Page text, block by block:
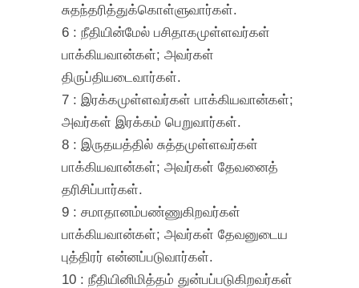
சுதந்தரித்துக்கொள்ளுவார்கள்.
6 : நீதியின்மேல் பசிதாகமுள்ளவர்கள்
பாக்கியவான்கள்; அவர்கள்
திருப்தியடைவார்கள்.
7 : இரக்கமுள்ளவர்கள் பாக்கியவான்கள்;
அவர்கள் இரக்கம் பெறுவார்கள்.
8 : இருதயத்தில் சுத்தமுள்ளவர்கள்
பாக்கியவான்கள்; அவர்கள் தேவனைத்
தரிசிப்பார்கள்.
9 : சமாதானம்பண்ணுகிறவர்கள்
பாக்கியவான்கள்; அவர்கள் தேவனுடைய
புத்திரர் என்னப்படுவார்கள்.
10 : நீதியினிமித்தம் துன்பப்படுகிறவர்கள்